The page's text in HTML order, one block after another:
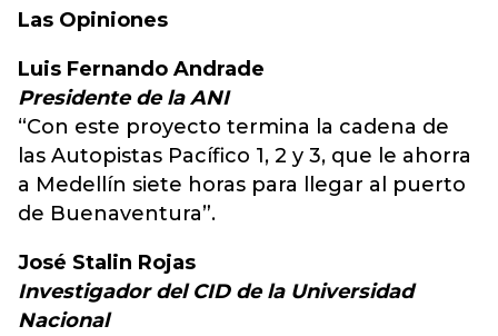
Las Opiniones
Luis Fernando Andrade
Presidente de la ANI
“Con este proyecto termina la cadena de
las Autopistas Pacífico 1, 2 y 3, que le ahorra
a Medellín siete horas para llegar al puerto
de Buenaventura”.
José Stalin Rojas
Investigador del CID de la Universidad
Nacional